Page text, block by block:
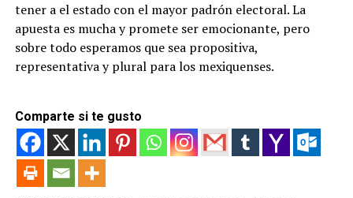
tener a el estado con el mayor padrón electoral. La
apuesta es mucha y promete ser emocionante, pero
sobre todo esperamos que sea propositiva,
representativa y plural para los mexiquenses.
Comparte si te gusto